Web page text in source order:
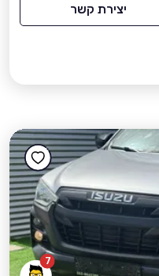
יצירת קשר
7